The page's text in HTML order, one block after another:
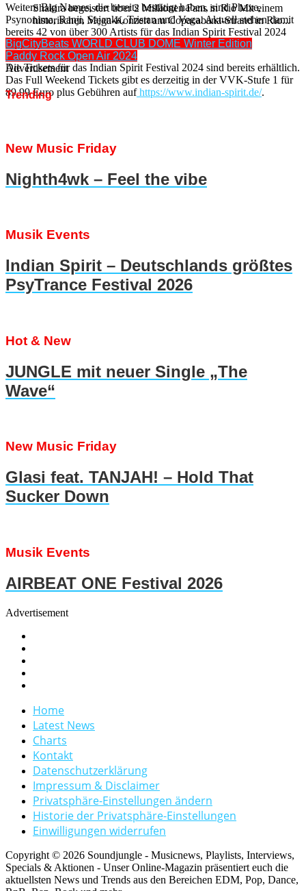
Weitere Big Names, die bereits bestätigt haben, sind Phaxe,
Psynonima, Ranji, Sajanka, Tristan und Vega. Aktuell stehen damit
bereits 42 von über 300 Artists für das Indian Spirit Festival 2024
fest.
Die Tickets für das Indian Spirit Festival 2024 sind bereits erhältlich.
Das Full Weekend Tickets gibt es derzeitig in der VVK-Stufe 1 für
89,99 Euro plus Gebühren aufhttps://www.indian-spirit.de/.
Shakira begeistert über 2 Millionen Fans in Rio Mit einem
historischen Mega-Konzert am Copacabana-Strand in Rio...
BigCityBeats WORLD CLUB DOME Winter Edition
Paddy Rock Open Air 2024
Advertisement
Trending
New Music Friday
Nighth4wk – Feel the vibe
Musik Events
Indian Spirit – Deutschlands größtes
PsyTrance Festival 2026
Hot & New
JUNGLE mit neuer Single „The
Wave“
New Music Friday
Glasi feat. TANJAH! – Hold That
Sucker Down
Musik Events
AIRBEAT ONE Festival 2026
Advertisement
Home
Latest News
Charts
Kontakt
Datenschutzerklärung
Impressum & Disclaimer
Privatsphäre-Einstellungen ändern
Historie der Privatsphäre-Einstellungen
Einwilligungen widerrufen
Copyright © 2026 Soundjungle - Musicnews, Playlists, Interviews,
Specials & Aktionen - Unser Online-Magazin präsentiert euch die
aktuellsten News und Trends aus den Bereichen EDM, Pop, Dance,